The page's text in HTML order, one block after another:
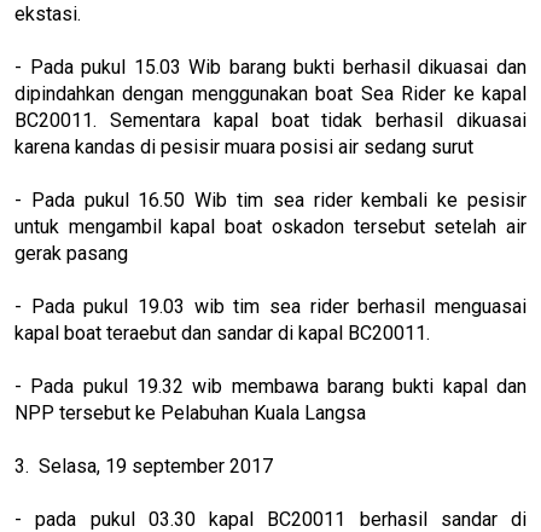
ekstasi.
- Pada pukul 15.03 Wib barang bukti berhasil dikuasai dan
dipindahkan dengan menggunakan boat Sea Rider ke kapal
BC20011. Sementara kapal boat tidak berhasil dikuasai
karena kandas di pesisir muara posisi air sedang surut
- Pada pukul 16.50 Wib tim sea rider kembali ke pesisir
untuk mengambil kapal boat oskadon tersebut setelah air
gerak pasang
- Pada pukul 19.03 wib tim sea rider berhasil menguasai
kapal boat teraebut dan sandar di kapal BC20011.
- Pada pukul 19.32 wib membawa barang bukti kapal dan
NPP tersebut ke Pelabuhan Kuala Langsa
3. Selasa, 19 september 2017
- pada pukul 03.30 kapal BC20011 berhasil sandar di